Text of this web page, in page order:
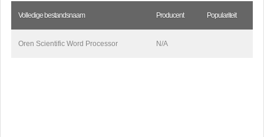
Volledige bestandsnaam Producent Populariteit
Oren Scientific Word Processor N/A